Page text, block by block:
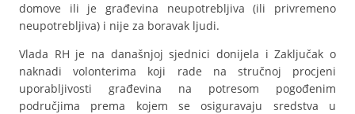
domove ili je građevina neupotrebljiva (ili privremeno
neupotrebljiva) i nije za boravak ljudi.
Vlada RH je na današnjoj sjednici donijela i Zaključak o
naknadi volonterima koji rade na stručnoj procjeni
uporabljivosti građevina na potresom pogođenim
područjima prema kojem se osiguravaju sredstva u